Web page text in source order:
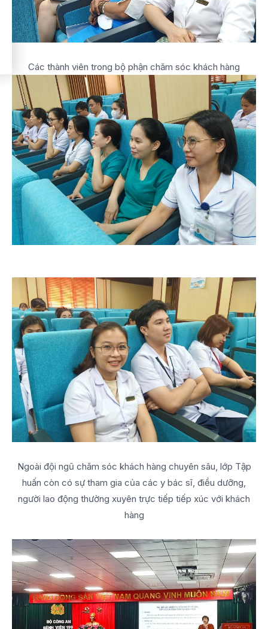
Các thành viên trong bộ phận chăm sóc khách hàng
Ngoài đội ngũ chăm sóc khách hàng chuyên sâu, lớp Tập
huấn còn có sự tham gia của các y bác sĩ, điều dưỡng,
người lao động thường xuyên trực tiếp tiếp xúc với khách
hàng